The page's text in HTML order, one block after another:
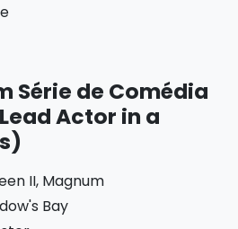
Série de Comédia
Actor in a
II, Magnum
Bay